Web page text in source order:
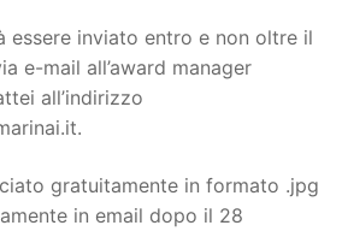
essere inviato entro e non oltre il
e-mail all’award manager
all’indirizzo
.
gratuitamente in formato .jpg
in email dopo il 28